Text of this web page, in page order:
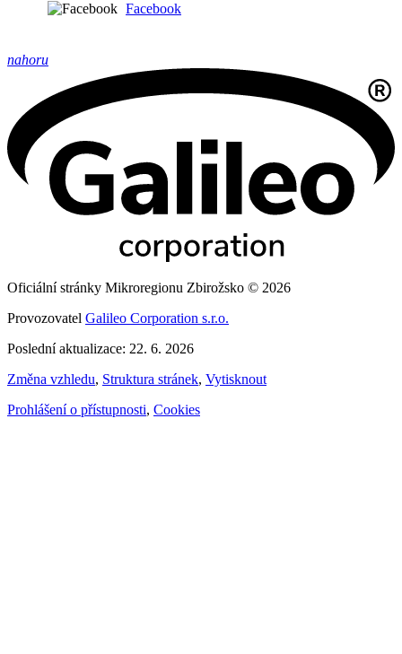
Facebook
nahoru
Oficiální stránky Mikroregionu Zbirožsko © 2026
Provozovatel Galileo Corporation s.r.o.
Poslední aktualizace: 22. 6. 2026
Změna vzhledu, Struktura stránek, Vytisknout
Prohlášení o přístupnosti, Cookies